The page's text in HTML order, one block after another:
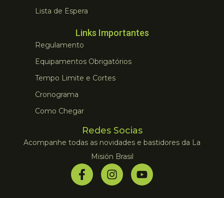
Lista de Espera
Links Importantes
Regulamento
Equipamentos Obrigatórios
Tempo Limite e Cortes
Cronograma
Como Chegar
Redes Socias
Acompanhe todas as novidades e bastidores da La
Misión Brasil